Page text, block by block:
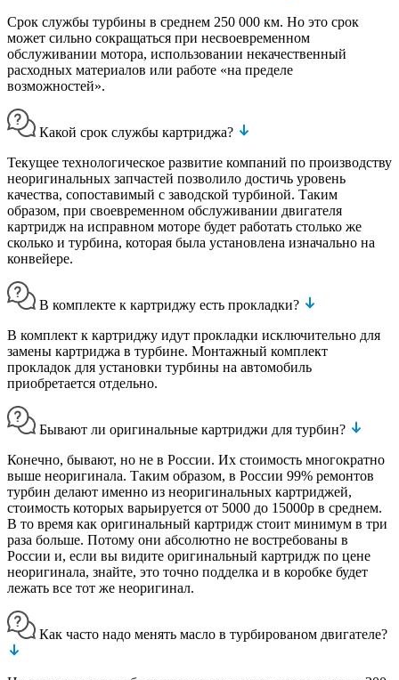
Срок службы турбины в среднем 250 000 км. Но это срок
может сильно сокращаться при несвоевременном
обслуживании мотора, использовании некачественный
расходных материалов или работе «на пределе
возможностей».
Какой срок службы картриджа?
Текущее технологическое развитие компаний по производству
неоригинальных запчастей позволило достичь уровень
качества, сопоставимый с заводской турбиной. Таким
образом, при своевременном обслуживании двигателя
картридж на исправном моторе будет работать столько же
сколько и турбина, которая была установлена изначально на
конвейере.
В комплекте к картриджу есть прокладки?
В комплект к картриджу идут прокладки исключительно для
замены картриджа в турбине. Монтажный комплект
прокладок для установки турбины на автомобиль
приобретается отдельно.
Бывают ли оригинальные картриджи для турбин?
Конечно, бывают, но не в России. Их стоимость многократно
выше неоригинала. Таким образом, в России 99% ремонтов
турбин делают именно из неоригинальных картриджей,
стоимость которых варьируется от 5000 до 15000р в среднем.
В то время как оригинальный картридж стоит минимум в три
раза больше. Потому они абсолютно не востребованы в
России и, если вы видите оригинальный картридж по цене
неоригинала, знайте, это точно подделка и в коробке будет
лежать все тот же неоригинал.
Как часто надо менять масло в турбированом двигателе?